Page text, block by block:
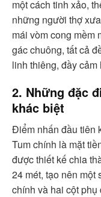
một cách tinh xảo,
những người thợ
mái vòm cong mềm
gác chuông, tất cả
linh thiêng, đầy
2. Những đặc
khác biệt
Điểm nhấn đầu tiên
Tum chính là mặt
được thiết kế chia
24 mét, tạo nên
chính và hai cột